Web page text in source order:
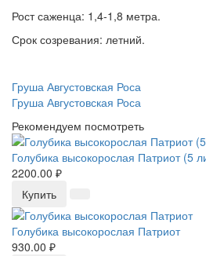
Рост саженца: 1,4-1,8 метра.
Срок созревания: летний.
Груша Августовская Роса
Груша Августовская Роса
Рекомендуем посмотреть
Голубика высокорослая Патриот (5
2200.00 ₽
Купить
Голубика высокорослая Патриот
930.00 ₽